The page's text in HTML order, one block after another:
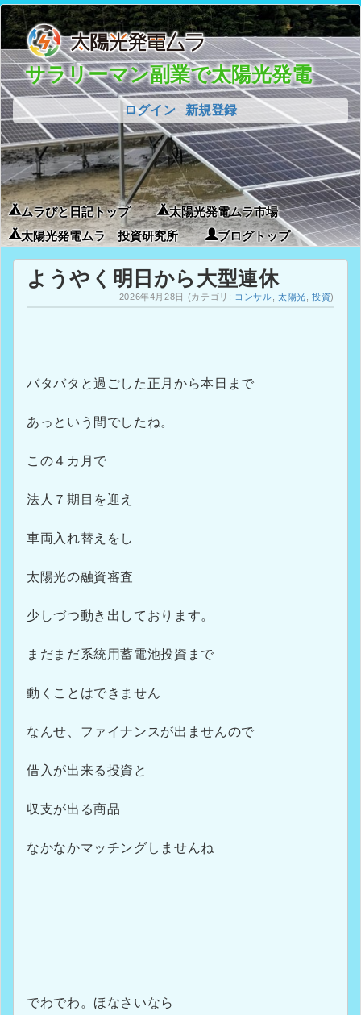
サラリーマン副業で太陽光発電
ログイン 新規登録
ムラびと日記トップ
太陽光発電ムラ市場
太陽光発電ムラ 投資研究所
ブログトップ
ようやく明日から大型連休
2026年4月28日 (カテゴリ: コンサル 太陽光 ,投資)
バタバタと過ごした正月から本日まで
あっという間でしたね。
この４カ月で
法人７期目を迎え
車両入れ替えをし
太陽光の融資審査
少しづつ動き出しております。
まだまだ系統用蓄電池投資まで
動くことはできません
なんせ、ファイナンスが出ませんので
借入が出来る投資と
収支が出る商品
なかなかマッチングしませんね
でわでわ。ほなさいなら